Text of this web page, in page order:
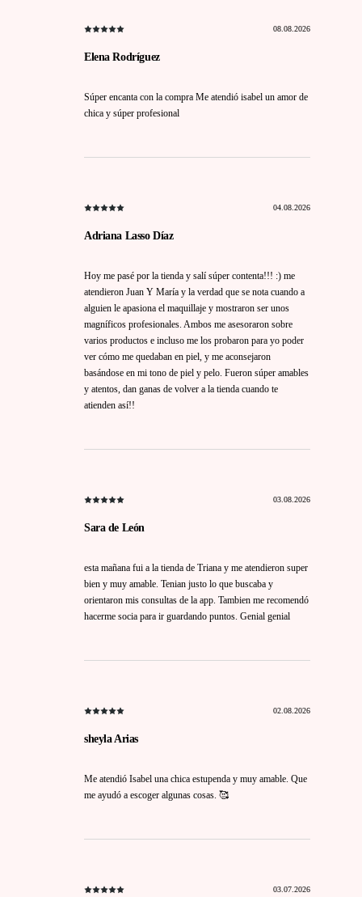
08.08.2026
Elena Rodríguez
Súper encanta con la compra Me atendió isabel un amor de
chica y súper profesional
04.08.2026
Adriana Lasso Díaz
Hoy me pasé por la tienda y salí súper contenta!!! :) me
atendieron Juan Y María y la verdad que se nota cuando a
alguien le apasiona el maquillaje y mostraron ser unos
magníficos profesionales. Ambos me asesoraron sobre
varios productos e incluso me los probaron para yo poder
ver cómo me quedaban en piel, y me aconsejaron
basándose en mi tono de piel y pelo. Fueron súper amables
y atentos, dan ganas de volver a la tienda cuando te
atienden así!!
03.08.2026
Sara de León
esta mañana fui a la tienda de Triana y me atendieron super
bien y muy amable. Tenian justo lo que buscaba y
orientaron mis consultas de la app. Tambien me recomendó
hacerme socia para ir guardando puntos. Genial genial
02.08.2026
sheyla Arias
Me atendió Isabel una chica estupenda y muy amable. Que
me ayudó a escoger algunas cosas. 🥰
03.07.2026